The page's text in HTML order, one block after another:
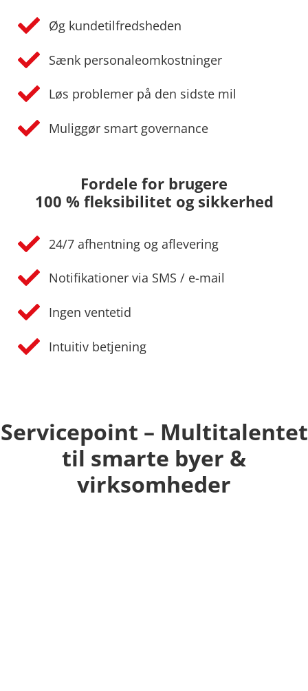
Øg kundetilfredsheden
Sænk personaleomkostninger
Løs problemer på den sidste mil
Muliggør smart governance
Fordele for brugere
100 % fleksibilitet og sikkerhed
24/7 afhentning og aflevering
Notifikationer via SMS / e-mail
Ingen ventetid
Intuitiv betjening
Servicepoint – Multitalentet
til smarte byer &
virksomheder